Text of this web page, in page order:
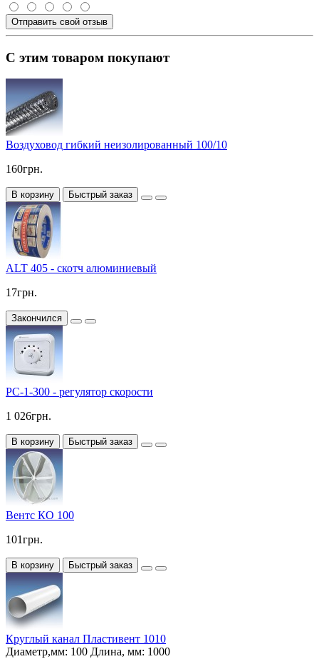
Отправить свой отзыв
С этим товаром покупают
Воздуховод гибкий неизолированный 100/10
160грн.
В корзину Быстрый заказ
ALT 405 - скотч алюминиевый
17грн.
Закончился
РС-1-300 - регулятор скорости
1 026грн.
В корзину Быстрый заказ
Вентс КО 100
101грн.
В корзину Быстрый заказ
Круглый канал Пластивент 1010
Диаметр,мм: 100 Длина, мм: 1000